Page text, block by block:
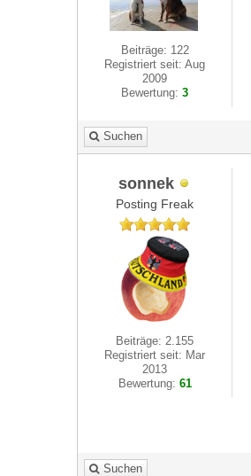
Beiträge: 122
Registriert seit: Aug
2009
Bewertung:3
Suchen
sonnek
Posting Freak
Beiträge: 2.155
Registriert seit: Mar
2013
Bewertung: 61
Suchen